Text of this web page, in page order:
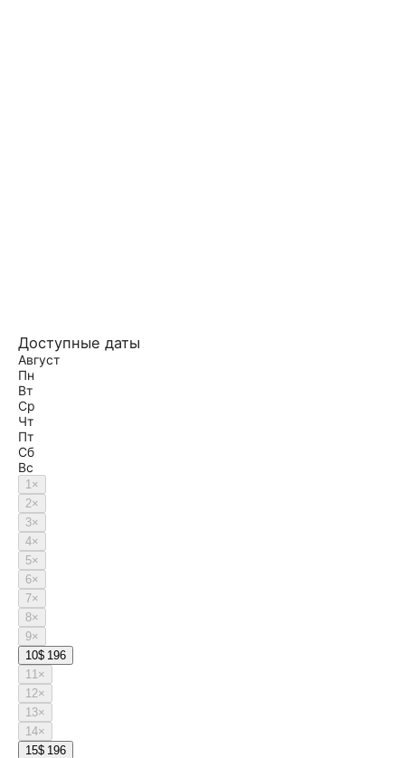
Доступные даты
Август
Пн
Вт
Ср
Чт
Пт
Сб
Вс
1×
2×
3×
4×
5×
6×
7×
8×
9×
10$ 196
11×
12×
13×
14×
15$ 196